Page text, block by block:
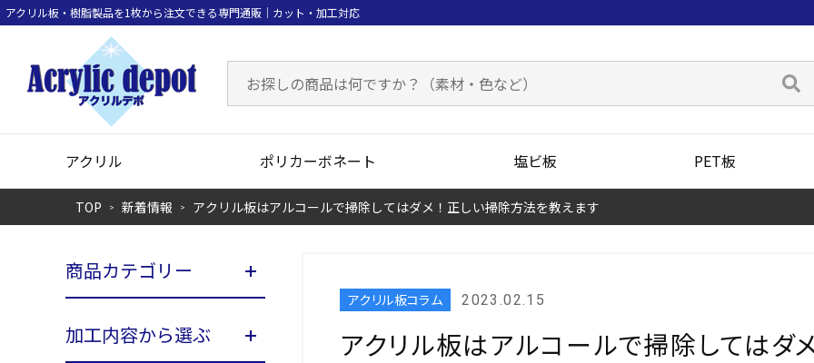
アクリル ポリカーボネート 塩ビ板 PET板
TOP 新着情報 アクリル板はアルコールで掃除してはダメ！正しい掃除方法を教えます
商品カテゴリー
加工内容から選ぶ
アクリル板コラム 2023.02.15
アクリル板はアルコールで掃除してはダ